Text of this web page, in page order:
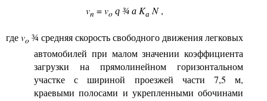
vn =vo q ¾ a Ka N,
гдеvo ¾ средняя скорость свободного движениялегковых
автомобилей при малом значении коэффициента
загрузки на прямолинейном горизонтальном
участке с шириной проезжей части 7,5 м,
краевыми полосами и укрепленными обочинами